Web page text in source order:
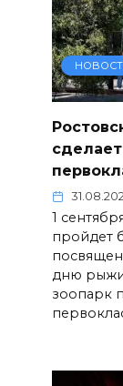
1
пройдет
дню
зоопарк